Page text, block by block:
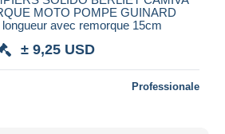
MOTO POMPE GUINARD
avec remorque 15cm
± 9,25 USD
Professionale